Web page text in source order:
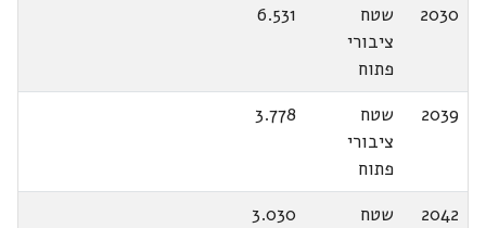
2030
שטח
ציבורי
פתוח
6.531
2039
שטח
ציבורי
פתוח
3.778
2042
שטח
3.030